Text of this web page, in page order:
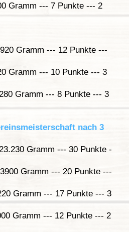
Gramm --- 7 Punkte --- 2
Gramm --- 12 Punkte ---
Gramm --- 10 Punkte --- 3
Gramm --- 8 Punkte --- 3
nach 3
Gramm --- 30 Punkte -
Gramm --- 20 Punkte ---
Gramm --- 17 Punkte --- 3
Gramm --- 12 Punkte --- 2